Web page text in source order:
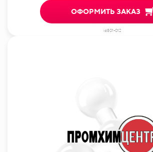
ОФОРМИТЬ ЗАКАЗ
id801-012